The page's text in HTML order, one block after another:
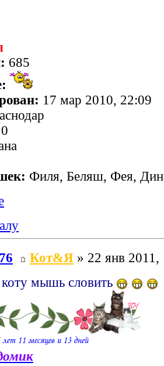
685
17 мар 2010, 22:09
Филя, Беляш, Фея,
Кот&Я » 22 янв 2011,
мышь словить